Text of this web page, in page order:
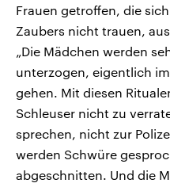
Frauen getroffen, die
Zaubers nicht trauen,
„Die Mädchen werden
unterzogen, eigentlich
gehen. Mit diesen
Schleuser nicht zu
sprechen, nicht zur
werden Schwüre
abgeschnitten. Und die